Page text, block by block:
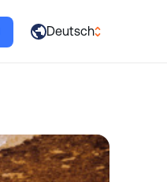
Deutsch
Deutsch